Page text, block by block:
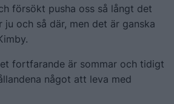
försökt pusha oss så långt det
ju och så där, men det är ganska
fortfarande är sommar och tidigt
något att leva med